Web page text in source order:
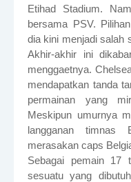
Etihad Stadium.
bersama PSV.
dia kini menjadi salah
Akhir-akhir ini
menggaetnya.
mendapatkan tanda
permainan yang
Meskipun umurnya
langganan
merasakan caps
Sebagai pemain 17
sesuatu yang